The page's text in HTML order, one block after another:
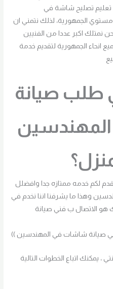
تعليم تصليح شاشة في
مستوي الجمهورية، لذلك نتمني ان
نمتلك اكبر عددا من الفنيين
انحاء الجمهورية لتقديم خدمة
طلب صيانة
لكم خدمه ممتازه جدا وافضلل
وهذا ما يشرفنا اننا نخدم في
هو الاتصال ب فني صيانة
يمكنك اتباع الخطوات التالية